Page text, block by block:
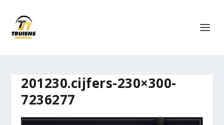
201230.cijfers-230×300-
7236277